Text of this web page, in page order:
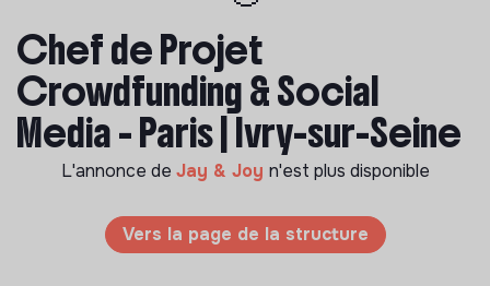
Chef de Projet
Crowdfunding & Social
Media - Paris | Ivry-sur-Seine
L'annonce de Jay & Joy n'est plus disponible
Vers la page de la structure